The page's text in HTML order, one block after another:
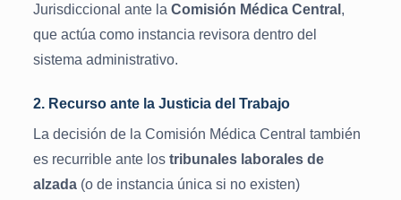
Jurisdiccional ante la Comisión Médica Central ,
que actúa como instancia revisora dentro del
sistema administrativo.
2. Recurso ante la Justicia del Trabajo
La decisión de la Comisión Médica Central también
es recurrible ante los tribunales laborales de
alzada(o de instancia única si no existen)